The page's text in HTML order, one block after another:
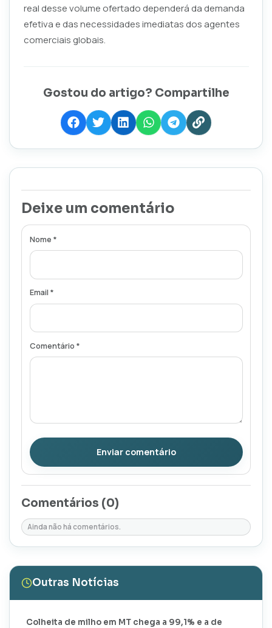
real desse volume ofertado dependerá da demanda
efetiva e das necessidades imediatas dos agentes
comerciais globais.
Gostou do artigo? Compartilhe
Deixe um comentário
Nome *
Email *
Comentário *
Enviar comentário
Comentários (0)
Ainda não há comentários.
Outras Notícias
Colheita de milho em MT chega a 99,1% e a de